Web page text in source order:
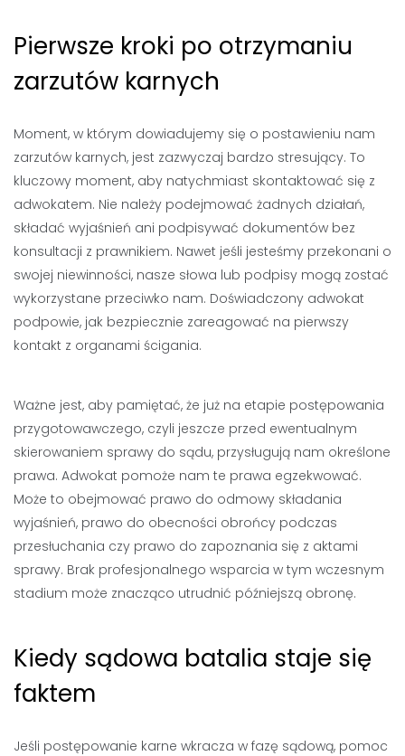
Pierwsze kroki po otrzymaniu
zarzutów karnych
Moment, w którym dowiadujemy się o postawieniu nam
zarzutów karnych, jest zazwyczaj bardzo stresujący. To
kluczowy moment, aby natychmiast skontaktować się z
adwokatem. Nie należy podejmować żadnych działań,
składać wyjaśnień ani podpisywać dokumentów bez
konsultacji z prawnikiem. Nawet jeśli jesteśmy przekonani o
swojej niewinności, nasze słowa lub podpisy mogą zostać
wykorzystane przeciwko nam. Doświadczony adwokat
podpowie, jak bezpiecznie zareagować na pierwszy
kontakt z organami ścigania.
Ważne jest, aby pamiętać, że już na etapie postępowania
przygotowawczego, czyli jeszcze przed ewentualnym
skierowaniem sprawy do sądu, przysługują nam określone
prawa. Adwokat pomoże nam te prawa egzekwować.
Może to obejmować prawo do odmowy składania
wyjaśnień, prawo do obecności obrońcy podczas
przesłuchania czy prawo do zapoznania się z aktami
sprawy. Brak profesjonalnego wsparcia w tym wczesnym
stadium może znacząco utrudnić późniejszą obronę.
Kiedy sądowa batalia staje się
faktem
Jeśli postępowanie karne wkracza w fazę sądową, pomoc